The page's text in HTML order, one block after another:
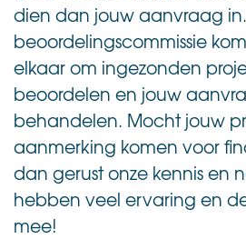
dien dan jouw aanvraag
beoordelingscommissie
elkaar om ingezonden
beoordelen en jouw
behandelen. Mocht jouw
aanmerking komen voor
dan gerust onze kennis en
hebben veel ervaring en
mee!